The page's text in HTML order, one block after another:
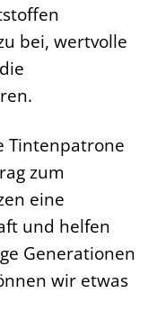
bei, wertvolle
Tintenpatrone
zum
eine
und helfen
Generationen
wir etwas